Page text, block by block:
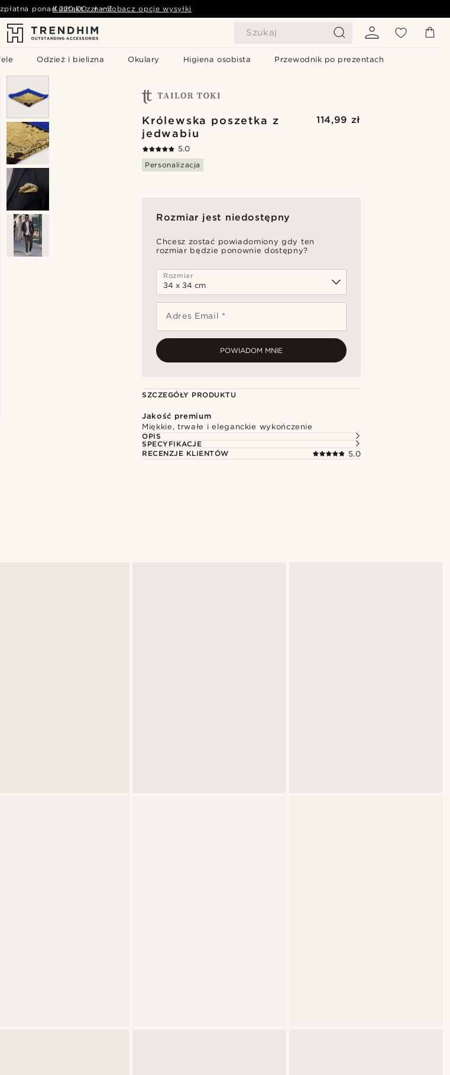
Szukaj
Odzież i bielizna Okulary Higiena osobista Przewodnik po prezentach
ponad 220,00 zł - Zobacz opcje wysyłki
Kontakt z nami
Królewska poszetka z
jedwabiu
114,99 zł
5.0
Personalizacja
Rozmiar jest niedostępny
Chcesz zostać powiadomiony gdy ten
rozmiar będzie ponownie dostępny?
Rozmiar
Adres Email *
POWIADOM MNIE
SZCZEGÓŁY PRODUKTU
Jakość premium
Miękkie, trwałe i eleganckie wykończenie
OPIS
SPECYFIKACJE
RECENZJE KLIENTÓW
5.0